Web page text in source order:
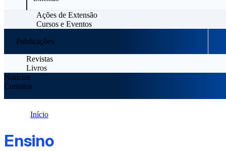
Ações de Extensão
Cursos e Eventos
Publicações
Revistas
Livros
Notícias
Contatos
Início
Ensino